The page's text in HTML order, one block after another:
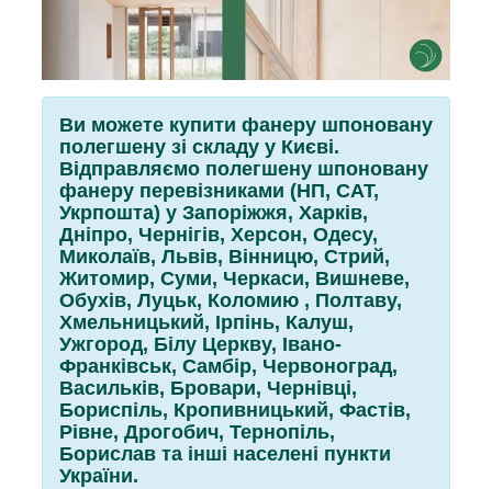
Ви можете купити фанеру шпоновану
полегшену зі складу у Києві.
Відправляємо полегшену шпоновану
фанеру перевізниками (НП, САТ,
Укрпошта) у Запоріжжя, Харків,
Дніпро, Чернігів, Херсон, Одесу,
Миколаїв, Львів, Вінницю, Стрий,
Житомир, Суми, Черкаси, Вишневе,
Обухів, Луцьк, Коломию , Полтаву,
Хмельницький, Ірпінь, Калуш,
Ужгород, Білу Церкву, Івано-
Франківськ, Самбір, Червоноград,
Васильків, Бровари, Чернівці,
Бориспіль, Кропивницький, Фастів,
Рівне, Дрогобич, Тернопіль,
Борислав та інші населені пункти
України.